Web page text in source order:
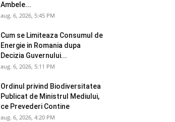
Ambele...
aug. 6, 2026, 5:45 PM
Cum se Limiteaza Consumul de
Energie in Romania dupa
Decizia Guvernului...
aug. 6, 2026, 5:11 PM
Ordinul privind Biodiversitatea
Publicat de Ministrul Mediului,
ce Prevederi Contine
aug. 6, 2026, 4:20 PM